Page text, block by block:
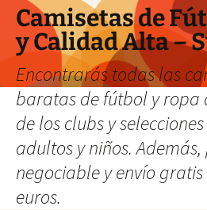
Camisetas de
y Calidad Alta –
Encontrarás todas las
baratas de fútbol y ropa
de los clubs y
adultos y niños.
negociable y envío
euros.